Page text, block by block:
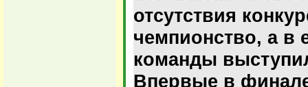
отсутствия
чемпионство, а в
команды
Впервые в